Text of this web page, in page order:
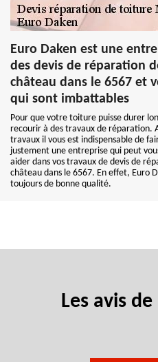
Euro Daken est une
des devis de réparation
château dans le 6567 et
qui sont imbattables
Pour que votre toiture puisse durer
recourir à des travaux de réparation.
travaux il vous est indispensable de
justement une entreprise qui peut
aider dans vos travaux de devis de
château dans le 6567. En effet, Euro
toujours de bonne qualité.
Les avis